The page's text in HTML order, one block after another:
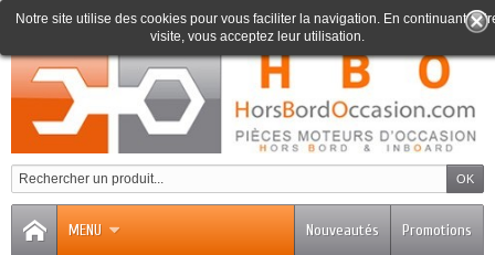
0
MENU Promotions
Nouveautés
Notre site utilise des cookies pour vous faciliter la navigation. En continuant
visite, vous acceptez leur utilisation.